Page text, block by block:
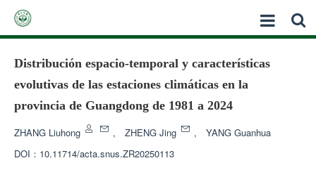
Distribución espacio-temporal y características
evolutivas de las estaciones climáticas en la
provincia de Guangdong de 1981 a 2024
ZHANG Liuhong , ZHENG Jing ,
YANG Guanhua
DOI： 10.11714/acta.snus.ZR20250113